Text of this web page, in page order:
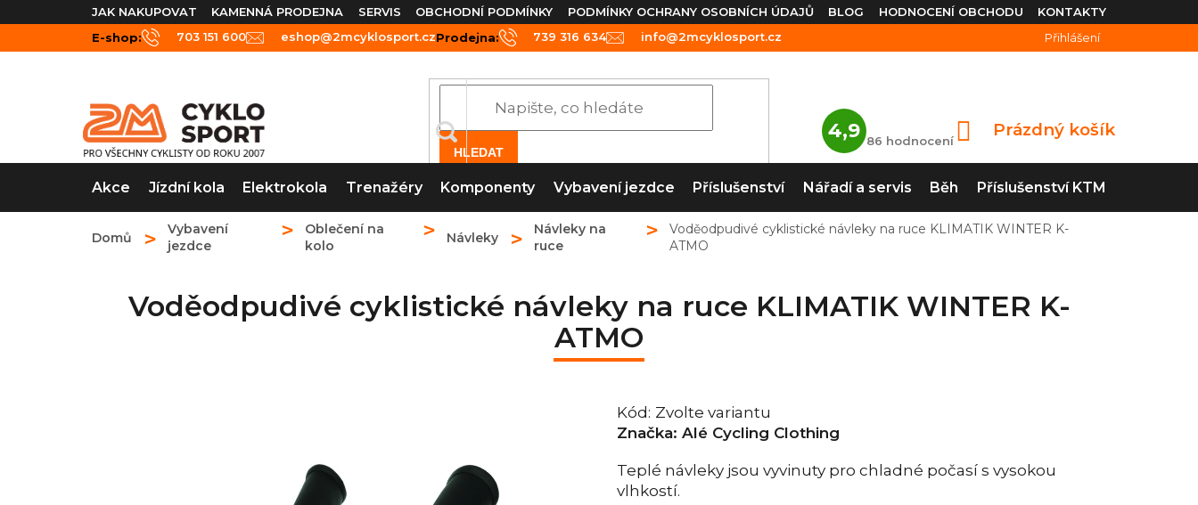
na
obsah
JAK NAKUPOVAT KAMENNÁ PRODEJNA SERVIS OBCHODNÍ PODMÍNKY PODMÍNKY OCHRANY OSOBNÍCH ÚDAJŮ BLOG KONTAKTY
HODNOCENÍ OBCHODU
E-shop:
703 151 600 eshop@2mcyklosport.czProdejna: 739 316 634 info@2mcyklosport.cz Přihlášení
HLEDAT
4,9
Průměrné
hodnocení
je
4,9
5
hvězdiček.
86 hodnocení
NÁKUPNÍ
Prázdný košík
Akce Jízdní kola Elektrokola Trenažéry Komponenty Vybavení jezdce Příslušenství Nářadí a servis Běh Příslušenství KTM
Domů
Vybavení
jezdce
Oblečení na
kolo
Návleky
Návleky na
ruce
Voděodpudivé cyklistické návleky na ruce KLIMATIK WINTER K-
ATMO
Voděodpudivé cyklistické návleky na ruce KLIMATIK WINTER K-
ATMO
Kód: Zvolte variantu
Značka: Alé Cycling Clothing
Teplé návleky jsou vyvinuty pro chladné počasí s vysokou
vlhkostí.